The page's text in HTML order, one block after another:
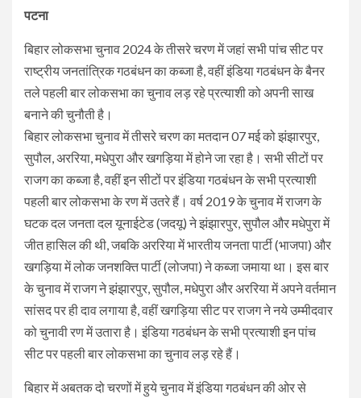
पटना
बिहार लोकसभा चुनाव 2024 के तीसरे चरण में जहां सभी पांच सीट पर
राष्ट्रीय जनतांत्रिक गठबंधन का कब्जा है, वहीं इंडिया गठबंधन के बैनर
तले पहली बार लोकसभा का चुनाव लड़ रहे प्रत्याशी को अपनी साख
बनाने की चुनौती है।
बिहार लोकसभा चुनाव में तीसरे चरण का मतदान 07 मई को झंझारपुर,
सुपौल, अररिया, मधेपुरा और खगड़िया में होने जा रहा है। सभी सीटों पर
राजग का कब्जा है, वहीं इन सीटों पर इंडिया गठबंधन के सभी प्रत्याशी
पहली बार लोकसभा के रण में उतरे हैं। वर्ष 2019 के चुनाव में राजग के
घटक दल जनता दल यूनाईटेड (जदयू) ने झंझारपुर, सुपौल और मधेपुरा में
जीत हासिल की थी, जबकि अररिया में भारतीय जनता पार्टी (भाजपा) और
खगड़िया में लोक जनशक्ति पार्टी (लोजपा) ने कब्जा जमाया था। इस बार
के चुनाव में राजग ने झंझारपुर, सुपौल, मधेपुरा और अररिया में अपने वर्तमान
सांसद पर ही दाव लगाया है, वहीं खगड़िया सीट पर राजग ने नये उम्मीदवार
को चुनावी रण में उतारा है। इंडिया गठबंधन के सभी प्रत्याशी इन पांच
सीट पर पहली बार लोकसभा का चुनाव लड़ रहे हैं।
बिहार में अबतक दो चरणों में हुये चुनाव में इंडिया गठबंधन की ओर से